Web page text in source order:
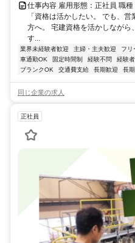
仕事内容 雇用形態：正社員 職
「資格は活かしたい。 でも、
方へ。 宅建資格を活かしなが
す...
業界未経験者歓迎 主婦・主夫歓迎 フリ
車通勤OK
固定時間制 経験不問 経験
ブランクOK
交通費支給 長期歓迎 長
同じ企業の求人
正社員